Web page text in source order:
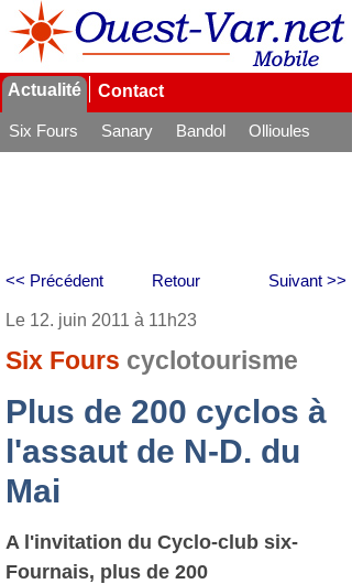
Actualité Contact
Six Fours Sanary Bandol
Ollioules
Retour
<< Précédent Suivant >>
Le 12. juin 2011 à 11h23
Six Fours cyclotourisme
Plus de 200 cyclos à
l'assaut de N-D. du
Mai
A l'invitation du Cyclo-club six-
Fournais, plus de 200